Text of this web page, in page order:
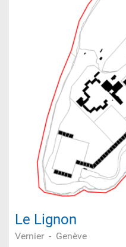
Le Lignon
Vernier - Genève